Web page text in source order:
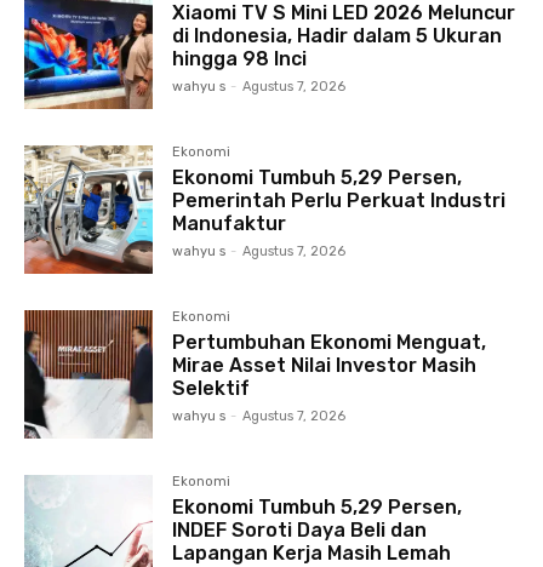
Xiaomi TV S Mini LED 2026 Meluncur
di Indonesia, Hadir dalam 5 Ukuran
hingga 98 Inci
wahyu s - Agustus 7, 2026
Ekonomi
Ekonomi Tumbuh 5,29 Persen,
Pemerintah Perlu Perkuat Industri
Manufaktur
wahyu s - Agustus 7, 2026
Ekonomi
Pertumbuhan Ekonomi Menguat,
Mirae Asset Nilai Investor Masih
Selektif
wahyu s - Agustus 7, 2026
Ekonomi
Ekonomi Tumbuh 5,29 Persen,
INDEF Soroti Daya Beli dan
Lapangan Kerja Masih Lemah